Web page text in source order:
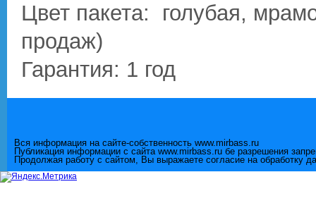
Цвет пакета: голубая,
продаж)
Гарантия: 1 год
Вся информация на сайте-собственность www.mirbass.ru
Публикация информации с сайта www.mirbass.ru бе разрешения
Продолжая работу с сайтом, Вы выражаете согласие на обработку